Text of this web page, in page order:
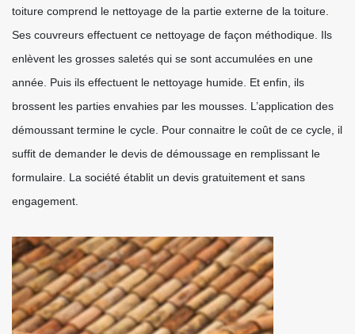
toiture comprend le nettoyage de la partie externe de la toiture.
Ses couvreurs effectuent ce nettoyage de façon méthodique. Ils
enlèvent les grosses saletés qui se sont accumulées en une
année. Puis ils effectuent le nettoyage humide. Et enfin, ils
brossent les parties envahies par les mousses. L’application des
démoussant termine le cycle. Pour connaitre le coût de ce cycle, il
suffit de demander le devis de démoussage en remplissant le
formulaire. La société établit un devis gratuitement et sans
engagement.